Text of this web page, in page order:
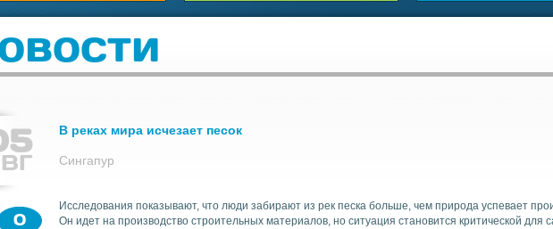
Найти
В реках мира исчезает песок
Сингапур
0
Исследования показывают, что люди забирают из рек песка больше, чем природа успевает
Он идет на производство строительных материалов, но ситуация становится критической для